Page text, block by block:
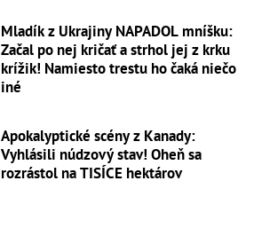
Mladík z Ukrajiny NAPADOL mníšku:
Začal po nej kričať a strhol jej z krku
krížik! Namiesto trestu ho čaká niečo
iné
Apokalyptické scény z Kanady:
Vyhlásili núdzový stav! Oheň sa
rozrástol na TISÍCE hektárov